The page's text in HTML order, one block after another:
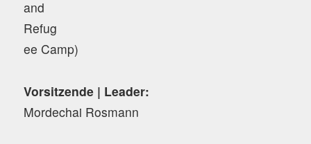
and
Refug
ee Camp)
Vorsitzende | Leader:
Mordechai Rosmann